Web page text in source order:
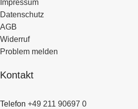
Impressum
Datenschutz
AGB
Widerruf
Problem melden
Kontakt
Telefon +49 211 90697 0